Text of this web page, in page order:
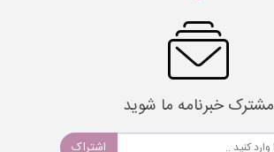
مشترک خبرنامه ما شوید
اشتراک